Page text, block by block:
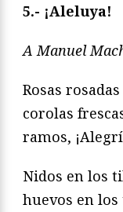
5.- ¡Aleluya!
A Manuel
Rosas
corolas
ramos,
Nidos en los
huevos en